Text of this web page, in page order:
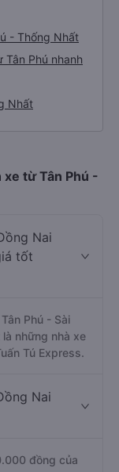
- Thống Nhất
Phú nhanh
Nhất
từ Tân Phú -
Nai
tốt
Phú - Sài
những nhà xe
Tú Express.
Nai
đồng của